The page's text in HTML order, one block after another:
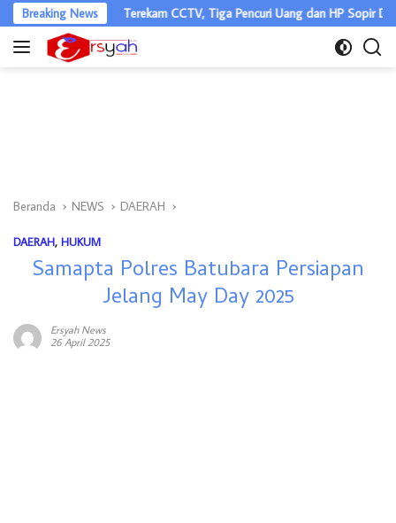
Langsung
ke
Breaking NewsTerekam CCTV, Tiga Pencuri Uang dan HP Sopir Dibekuk
Beranda NEWS DAERAH
DAERAH, HUKUM
Samapta Polres Batubara Persiapan
Jelang May Day 2025
Ersyah News
26 April 2025